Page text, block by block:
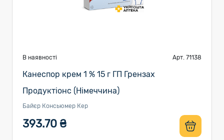
В наявності Арт. 71138
Канеспор крем 1 % 15 г ГП Грензах
Продуктіонс (Німеччина)
Байєр Консьюмер Кер
393.70 ₴